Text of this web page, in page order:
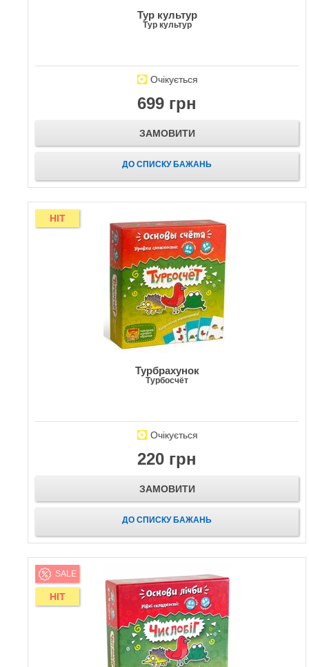
Тур культур
Тур культур
Очікується
699 грн
ЗАМОВИТИ
ДО СПИСКУ БАЖАНЬ
HIT
Турбрахунок
Турбосчёт
Очікується
220 грн
ЗАМОВИТИ
ДО СПИСКУ БАЖАНЬ
SALE
HIT